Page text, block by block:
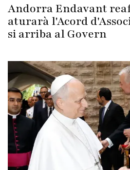
Andorra Endavant
aturarà l'Acord
si arriba al Govern